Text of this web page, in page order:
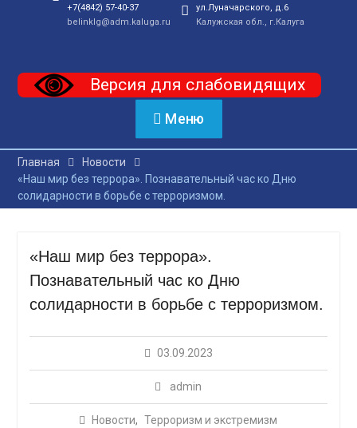
+7(4842) 57-40-37
belinklg@adm.kaluga.ru
ул.Луначарского, д.6
Калужская обл., г.Калуга
Версия для слабовидящих
Меню
Главная
Новости
«Наш мир без террора». Познавательный час ко Дню
солидарности в борьбе с терроризмом.
«Наш мир без террора».
Познавательный час ко Дню
солидарности в борьбе с терроризмом.
03.09.2023
admin
Новости, Терроризм и экстремизм